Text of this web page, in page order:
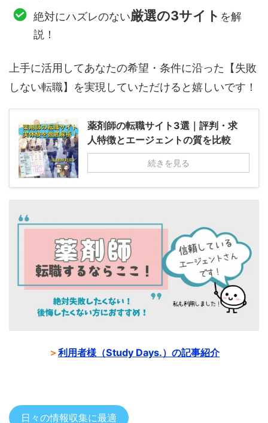
絶対にハズレのない厳選の3サイト を解
説！
上手に活用してあなたの希望・条件に沿った【失敗
しない転職】を実現していただけると嬉しいです！
薬剤師の転職サイト3選｜評判・求
人特徴とエージェントの質を比較
続きを見る
＞利用者様（Study Days.）の記事紹介
日々の情報収集に最適